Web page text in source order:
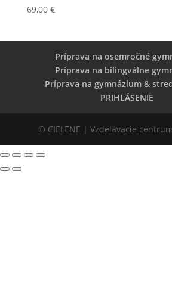
69,00 €
Príprava na osemročné
Príprava na bilingválne
Príprava na gymnázium &
PRIHLÁSENIE
© CIELENE | Vzdelávacie